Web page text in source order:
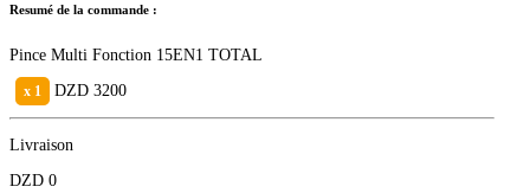
Resumé de la commande :
Pince Multi Fonction 15EN1 TOTAL
x 1 DZD 3200
Livraison
DZD 0